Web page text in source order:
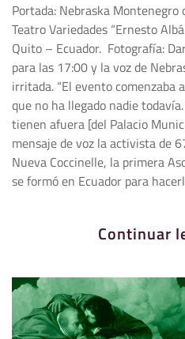
Portada: Nebraska
Teatro Variedades “Ernesto
Quito – Ecuador. Fotografía:
para las 17:00 y la voz de
irritada. “El evento comenzaba
que no ha llegado nadie
tienen afuera [del Palacio
mensaje de voz la activista de
Nueva Coccinelle, la primera
se formó en Ecuador para
Continuar